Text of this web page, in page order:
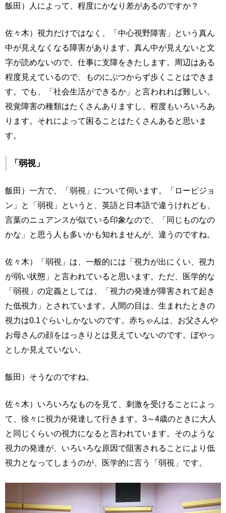
飯田）人によって、程度にかなり差があるのですか？
佐々木）視力だけではなく、「中心視野障害」という真ん
中が見えなくなる障害があります。真ん中が見えないと文
字が読めないので、仕事に支障をきたします。周辺はある
程度見えているので、ものにぶつからず歩くことはできま
す。でも、「社会生活ができるか」と言われれば難しい。
視覚障害の種類はたくさんありますし、程度もいろいろあ
ります。それによって困ることはたくさんあると思いま
す。
「弱視」
飯田）一方で、「弱視」について伺います。「ロービジョ
ン」と「弱視」というと、英語と日本語で違うけれども、
言葉のニュアンスが似ている印象なので、「同じものなの
かな」と思う人も多いかも知れませんが、違うのですね。
佐々木）「弱視」は、一般的には「視力が出にくい、視力
が弱い状態」と言われていると思います。ただ、医学的な
「弱視」の定義としては、「視力の発達が障害されて起き
た低視力」とされています。人間の目は、生まれたときの
視力は0.1ぐらいしかないのです。赤ちゃんは、お父さんや
お母さんの顔をはっきりとは見えていないのです。ぼやっ
としか見えていない。
飯田）そうなのですね。
佐々木）いろいろなものを見て、刺激を受けることによっ
て、徐々に視力が発達して行きます。3～4歳のときに大人
と同じくらいの視力になると言われています。そのような
視力の発達が、いろいろな原因で阻害されることにより低
視力となってしまうのが、医学的に言う「弱視」です。